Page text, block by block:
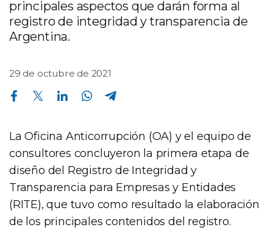
principales aspectos que darán forma al
registro de integridad y transparencia de
Argentina.
29 de octubre de 2021
Compartir en Facebook Compartir en Twitter Compartir en Linkedin Compartir en Whatsapp
La Oficina Anticorrupción (OA) y el equipo de
consultores concluyeron la primera etapa de
diseño del Registro de Integridad y
Transparencia para Empresas y Entidades
(RITE), que tuvo como resultado la elaboración
de los principales contenidos del registro.